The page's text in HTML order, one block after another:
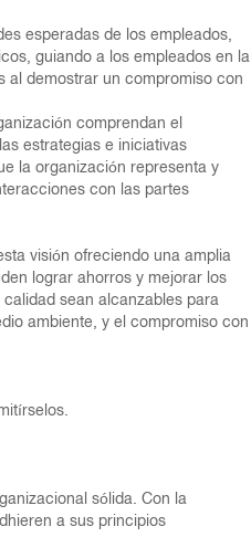
esperadas de los empleados,
guiando a los empleados en la
al demostrar un compromiso con
comprendan el
estrategias e iniciativas
la organización representa y
con las partes
visión ofreciendo una amplia
lograr ahorros y mejorar los
sean alcanzables para
ambiente, y el compromiso con
sólida. Con la
a sus principios